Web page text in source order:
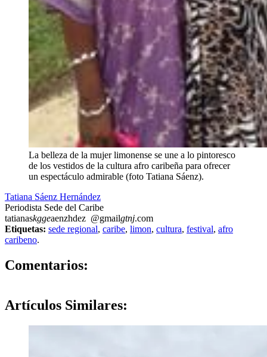
La belleza de la mujer limonense se une a lo pintoresco
de los vestidos de la cultura afro caribeña para ofrecer
un espectáculo admirable (foto Tatiana Sáenz).
Tatiana Sáenz Hernández
Periodista Sede del Caribe
tatianaskggeaenzhdez @gmailgtnj.com
Etiquetas: sede regional, caribe, limon, cultura, festival, afro
caribeno.
Comentarios:
Artículos Similares: